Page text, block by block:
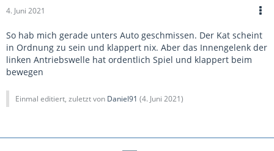
4. Juni 2021
So hab mich gerade unters Auto geschmissen. Der Kat scheint
in Ordnung zu sein und klappert nix. Aber das Innengelenk der
linken Antriebswelle hat ordentlich Spiel und klappert beim
bewegen
Einmal editiert, zuletzt von Daniel91 (4. Juni 2021)